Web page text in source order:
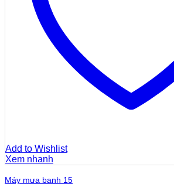
Add to Wishlist
Xem nhanh
Máy mưa banh 15